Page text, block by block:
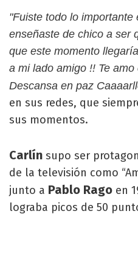
"Fuiste todo lo importante
enseñaste de chico a ser
que este momento
a mi lado amigo !! Te
Descansa en paz
en sus redes, que
sus momentos.
Carlín supo ser
de la televisión como
junto a Pablo Rago en
lograba picos de 50